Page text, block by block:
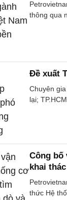
thông qua
Đề xuất
Chuyên
lại;
Công bố
khai
thức Hệ